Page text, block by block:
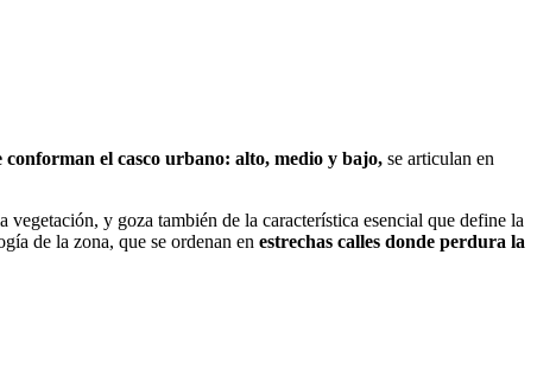
el casco urbano: alto, medio y bajo, se articulan en
vegetación, y goza también de la característica esencial que define la
de la zona, que se ordenan en estrechas calles donde perdura la